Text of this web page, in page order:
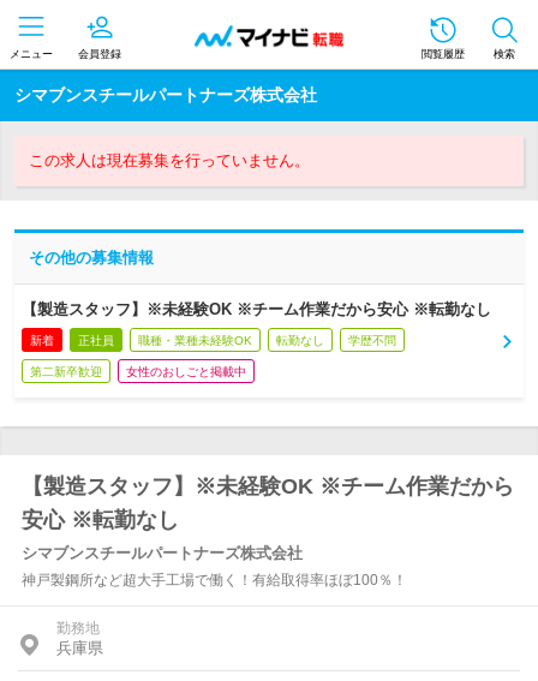
メニュー 会員登録 閲覧履歴 検索
シマブンスチールパートナーズ株式会社
この求人は現在募集を行っていません。
その他の募集情報
【製造スタッフ】※未経験OK ※チーム作業だから安心 ※転勤なし
新着 正社員 職種・業種未経験OK 転勤なし 学歴不問
第二新卒歓迎 女性のおしごと掲載中
【製造スタッフ】※未経験OK ※チーム作業だから
安心 ※転勤なし
シマブンスチールパートナーズ株式会社
神戸製鋼所など超大手工場で働く！有給取得率ほぼ100％！
勤務地
兵庫県